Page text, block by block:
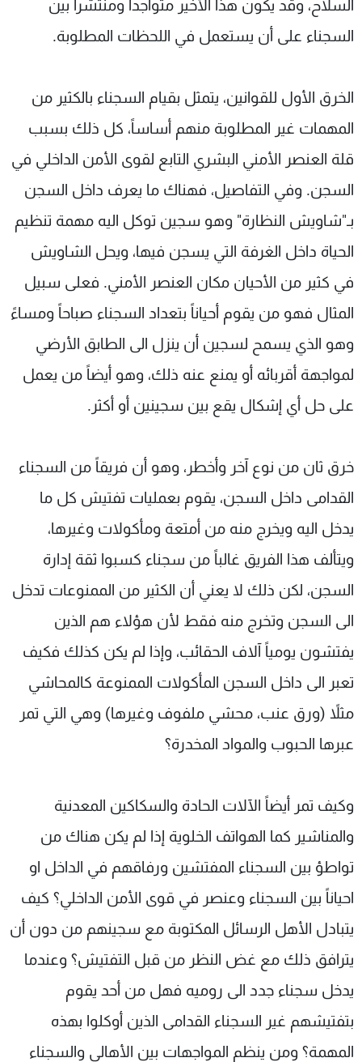
السلاح، وقد يكون هذا الأخير متواجداً ومنتشراً بين
السجناء على أن يستعمل في اللحظات المطلوبة.
الخرق الأول للقوانين، يتمثل بقيام السجناء بالكثير من
المهمات غير المطلوبة منهم أساساً، كل ذلك بسبب
قلة العنصر الأمني البشري التابع لقوى الأمن الداخلي في
السجن. وفي التفاصيل، فهناك ما يعرف داخل السجن
بـ"شاويش النظارة" وهو سجين توكل اليه مهمة تنظيم
الحياة داخل الغرفة التي يسجن فيها، ويحل الشاويش
في كثير من الأحيان مكان العنصر الأمني. فعلى سبيل
المثال فهو من يقوم أحياناً بتعداد السجناء صباحاً ومساءً
وهو الذي يسمح لسجين أن ينزل الى الطابق الأرضي
لمواجهة أقربائه أو يمنع عنه ذلك، وهو أيضاً من يعمل
على حل أي إشكال يقع بين سجينين أو أكثر.
خرق ثان من نوع آخر وأخطر، وهو أن فريقاً من السجناء
القدامى داخل السجن، يقوم بعمليات تفتيش كل ما
يدخل اليه ويخرج منه من أمتعة ومأكولات وغيرها،
ويتألف هذا الفريق غالباً من سجناء كسبوا ثقة إدارة
السجن، لكن ذلك لا يعني أن الكثير من الممنوعات تدخل
الى السجن وتخرج منه فقط لأن هؤلاء هم الذين
يفتشون يومياً آلاف الحقائب، وإذا لم يكن كذلك فكيف
تعبر الى داخل السجن المأكولات الممنوعة كالمحاشي
مثلاً (ورق عنب، محشي ملفوف وغيرها) وهي التي تمر
عبرها الحبوب والمواد المخدرة؟
وكيف تمر أيضاً الآلات الحادة والسكاكين المعدنية
والمناشير كما الهواتف الخلوية إذا لم يكن هناك من
تواطؤ بين السجناء المفتشين ورفاقهم في الداخل او
احياناً بين السجناء وعنصر في قوى الأمن الداخلي؟ كيف
يتبادل الأهل الرسائل المكتوبة مع سجينهم من دون أن
يترافق ذلك مع غض النظر من قبل التفتيش؟ وعندما
يدخل سجناء جدد الى روميه فهل من أحد يقوم
بتفتيشهم غير السجناء القدامى الذين أوكلوا بهذه
المهمة؟ ومن ينظم المواجهات بين الأهالي والسجناء